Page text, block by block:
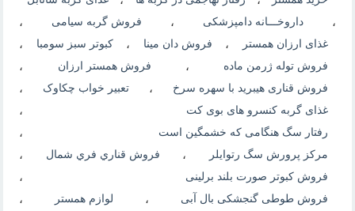
، داروخـــانه دامپزشکی ، فروش گربه سیامی ،
غذای ارزان همستر ، فروش دان مینا ، کبوتر سبز سومبا ،
فروش توله ژرمن ماده ، فروش همستر ارزان ،
فروش قناری هیبرید با سهره سرخ ، تعبیر خواب چکاوک ،
غذای گربه کنسرو های بوی کت ،
رفتار سگ هنگامی که خشمگین است ،
مرکز پرورش سگ رتوایلر ، فروش قناري فري شمال ،
فروش کبوتر صورت بلند برلینی ،
فروش طوطی گنجشکی بال آبی ، لوازم همستر ،